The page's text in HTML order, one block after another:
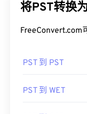
将PST转换
FreeConvert.com
PST 到 PST
PST 到 WET